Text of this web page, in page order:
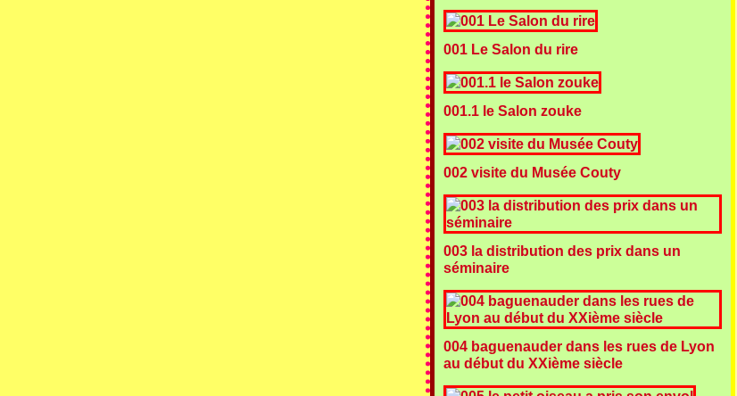
001 Le Salon du rire
001.1 le Salon zouke
002 visite du Musée Couty
003 la distribution des prix dans un
séminaire
004 baguenauder dans les rues de Lyon
au début du XXième siècle